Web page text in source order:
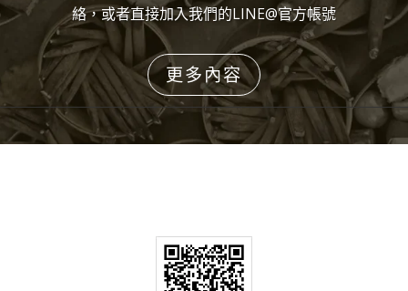
絡，或者直接加入我們的LINE@官方帳號
更多內容